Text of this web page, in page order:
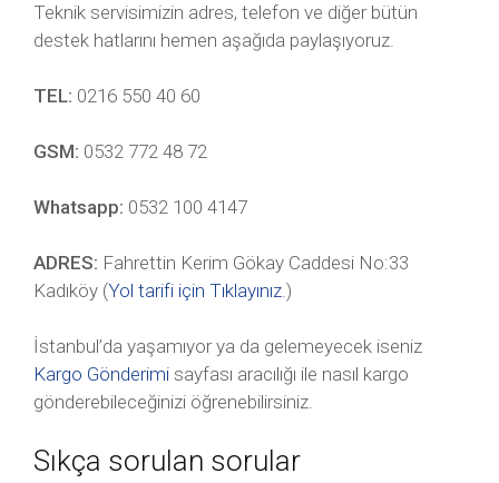
Teknik servisimizin adres, telefon ve diğer bütün
destek hatlarını hemen aşağıda paylaşıyoruz.
TEL: 0216 550 40 60
GSM: 0532 772 48 72
Whatsapp: 0532 100 4147
ADRES: Fahrettin Kerim Gökay Caddesi No:33
Kadıköy (Yol tarifi için Tıklayınız.)
İstanbul’da yaşamıyor ya da gelemeyecek iseniz
Kargo Gönderimi sayfası aracılığı ile nasıl kargo
gönderebileceğinizi öğrenebilirsiniz.
Sıkça sorulan sorular